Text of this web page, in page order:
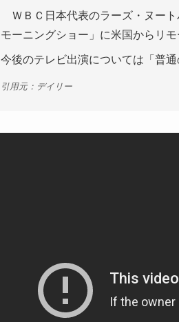
ＷＢＣ日本代表のラーズ・ヌー
モーニングショー」に米国からリモ
今後のテレビ出演については「普通
引用元：デイリー